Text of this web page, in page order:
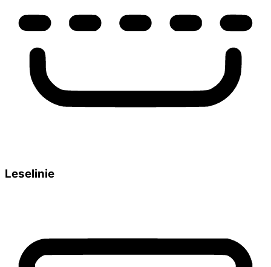
Leselinie